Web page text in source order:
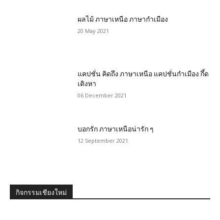
ผลไม้ ภาษาเหนือ ภาษากำเมือง
20 May 2021
แคปชั่น คิดถึง ภาษาเหนือ แคปชั่นกำเมือง กึ้ด
เติงหา
06 December 2021
บอกรัก ภาษาเหนือน่ารัก ๆ
12 September 2021
กิจกรรมเชียงใหม่